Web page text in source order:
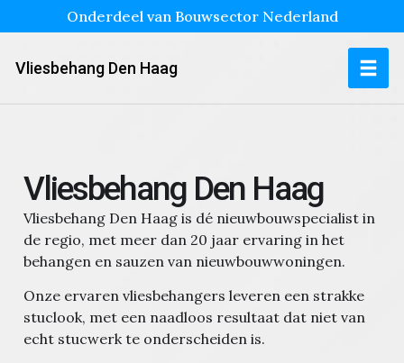
Onderdeel van Bouwsector Nederland
Vliesbehang Den Haag
Vliesbehang Den Haag
Vliesbehang Den Haag is dé nieuwbouwspecialist in
de regio, met meer dan 20 jaar ervaring in het
behangen en sauzen van nieuwbouwwoningen.
Onze ervaren vliesbehangers leveren een strakke
stuclook, met een naadloos resultaat dat niet van
echt stucwerk te onderscheiden is.